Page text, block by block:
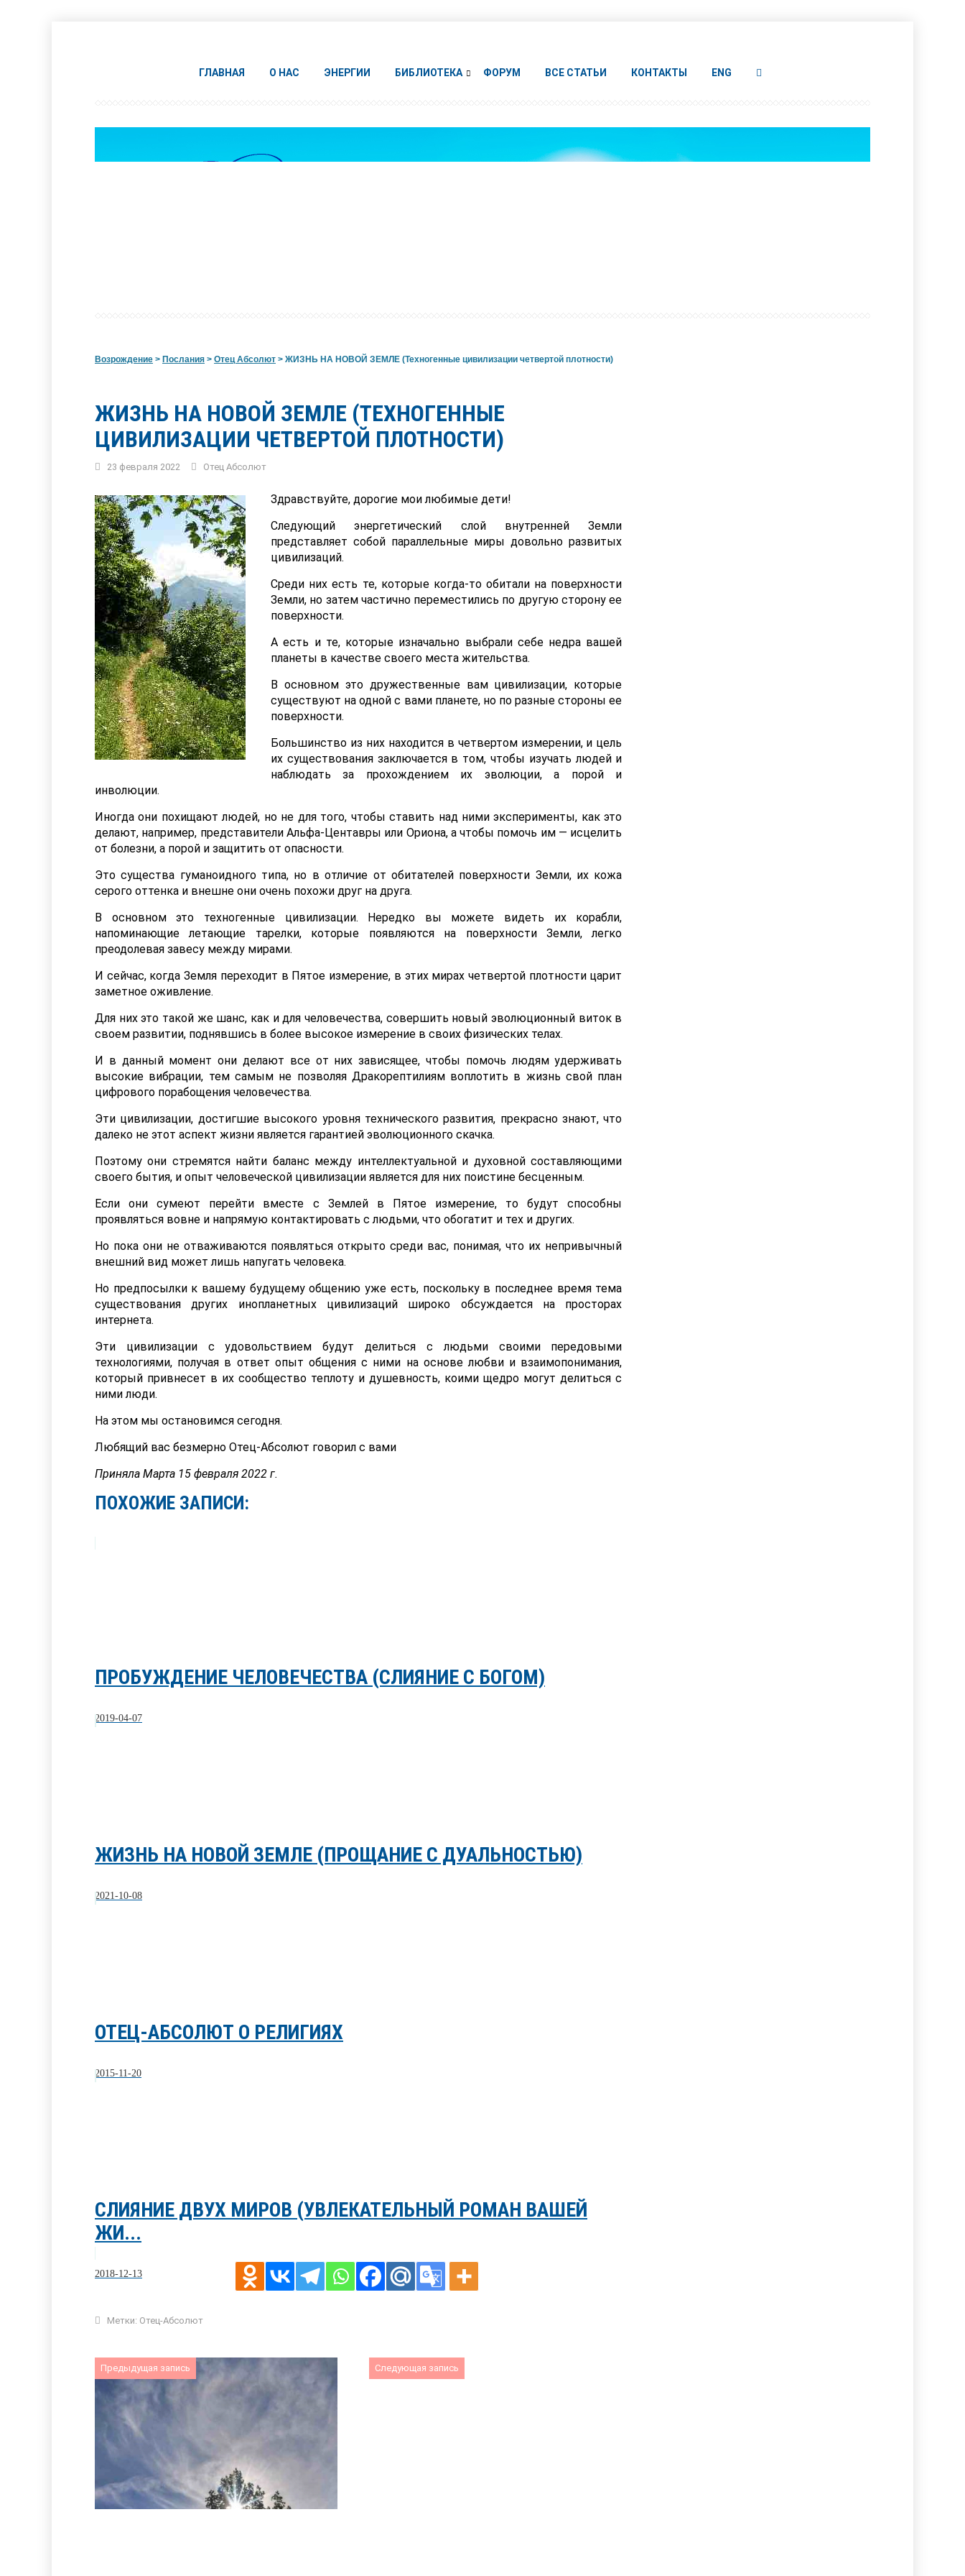
ГЛАВНАЯ О НАС ЭНЕРГИИ БИБЛИОТЕКА ФОРУМ ВСЕ СТАТЬИ КОНТАКТЫ ENG
Возрождение > Послания > Отец Абсолют > ЖИЗНЬ НА НОВОЙ ЗЕМЛЕ (Техногенные цивилизации четвертой плотности)
ЖИЗНЬ НА НОВОЙ ЗЕМЛЕ (ТЕХНОГЕННЫЕ
ЦИВИЛИЗАЦИИ ЧЕТВЕРТОЙ ПЛОТНОСТИ)
23 февраля 2022 Отец Абсолют
Здравствуйте, дорогие мои любимые дети!
Следующий энергетический слой внутренней Земли
представляет собой параллельные миры довольно развитых
цивилизаций.
Среди них есть те, которые когда-то обитали на поверхности
Земли, но затем частично переместились по другую сторону ее
поверхности.
А есть и те, которые изначально выбрали себе недра вашей
планеты в качестве своего места жительства.
В основном это дружественные вам цивилизации, которые
существуют на одной с вами планете, но по разные стороны ее
поверхности.
Большинство из них находится в четвертом измерении, и цель
их существования заключается в том, чтобы изучать людей и
наблюдать за прохождением их эволюции, а порой и
инволюции.
Иногда они похищают людей, но не для того, чтобы ставить над ними эксперименты, как это
делают, например, представители Альфа-Центавры или Ориона, а чтобы помочь им — исцелить
от болезни, а порой и защитить от опасности.
Это существа гуманоидного типа, но в отличие от обитателей поверхности Земли, их кожа
серого оттенка и внешне они очень похожи друг на друга.
В основном это техногенные цивилизации. Нередко вы можете видеть их корабли,
напоминающие летающие тарелки, которые появляются на поверхности Земли, легко
преодолевая завесу между мирами.
И сейчас, когда Земля переходит в Пятое измерение, в этих мирах четвертой плотности царит
заметное оживление.
Для них это такой же шанс, как и для человечества, совершить новый эволюционный виток в
своем развитии, поднявшись в более высокое измерение в своих физических телах.
И в данный момент они делают все от них зависящее, чтобы помочь людям удерживать
высокие вибрации, тем самым не позволяя Дракорептилиям воплотить в жизнь свой план
цифрового порабощения человечества.
Эти цивилизации, достигшие высокого уровня технического развития, прекрасно знают, что
далеко не этот аспект жизни является гарантией эволюционного скачка.
Поэтому они стремятся найти баланс между интеллектуальной и духовной составляющими
своего бытия, и опыт человеческой цивилизации является для них поистине бесценным.
Если они сумеют перейти вместе с Землей в Пятое измерение, то будут способны
проявляться вовне и напрямую контактировать с людьми, что обогатит и тех и других.
Но пока они не отваживаются появляться открыто среди вас, понимая, что их непривычный
внешний вид может лишь напугать человека.
Но предпосылки к вашему будущему общению уже есть, поскольку в последнее время тема
существования других инопланетных цивилизаций широко обсуждается на просторах
интернета.
Эти цивилизации с удовольствием будут делиться с людьми своими передовыми
технологиями, получая в ответ опыт общения с ними на основе любви и взаимопонимания,
который привнесет в их сообщество теплоту и душевность, коими щедро могут делиться с
ними люди.
На этом мы остановимся сегодня.
Любящий вас безмерно Отец-Абсолют говорил с вами
Приняла Марта 15 февраля 2022 г.
ПОХОЖИЕ ЗАПИСИ:
ПРОБУЖДЕНИЕ ЧЕЛОВЕЧЕСТВА (СЛИЯНИЕ С БОГОМ)
2019-04-07
ЖИЗНЬ НА НОВОЙ ЗЕМЛЕ (ПРОЩАНИЕ С ДУАЛЬНОСТЬЮ)
2021-10-08
ОТЕЦ-АБСОЛЮТ О РЕЛИГИЯХ
2015-11-20
СЛИЯНИЕ ДВУХ МИРОВ (УВЛЕКАТЕЛЬНЫЙ РОМАН ВАШЕЙ
ЖИ...
2018-12-13
Метки: Отец-Абсолют
Предыдущая запись Следующая запись